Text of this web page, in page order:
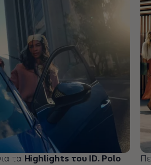
τα Highlights του ID. Polo